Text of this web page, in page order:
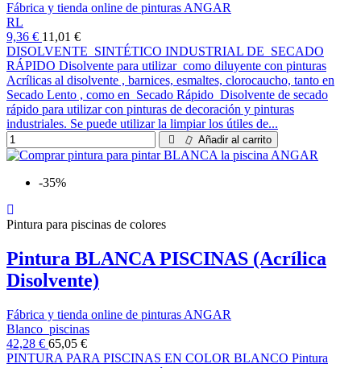
Fábrica y tienda online de pinturas ANGAR
RL
9,36 € 11,01 €
DISOLVENTE SINTÉTICO INDUSTRIAL DE SECADO
RÁPIDO Disolvente para utilizar como diluyente con pinturas
Acrílicas al disolvente , barnices, esmaltes, clorocaucho, tanto en
Secado Lento , como en Secado Rápido Disolvente de secado
rápido para utilizar con pinturas de decoración y pinturas
industriales. Se puede utilizar la limpiar los útiles de...
Añadir al carrito
-35%
Pintura para piscinas de colores
Pintura BLANCA PISCINAS (Acrílica
Disolvente)
Fábrica y tienda online de pinturas ANGAR
Blanco_piscinas
42,28 € 65,05 €
PINTURA PARA PISCINAS EN COLOR BLANCO Pintura